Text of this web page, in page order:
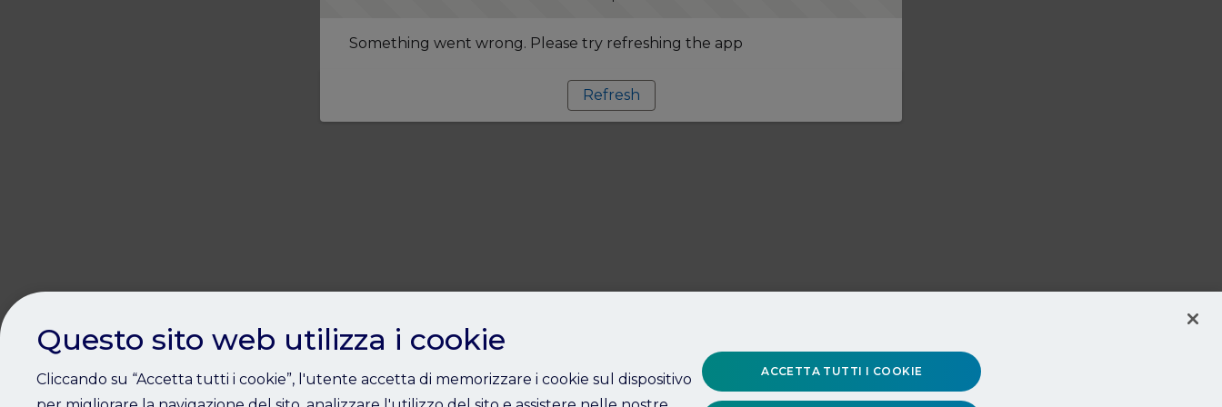
Something went wrong. Please try refreshing the app
Refresh
Questo sito web utilizza i cookie
Cliccando su “Accetta tutti i cookie”, l'utente accetta di memorizzare i cookie sul dispositivo
ACCETTA TUTTI I COOKIE